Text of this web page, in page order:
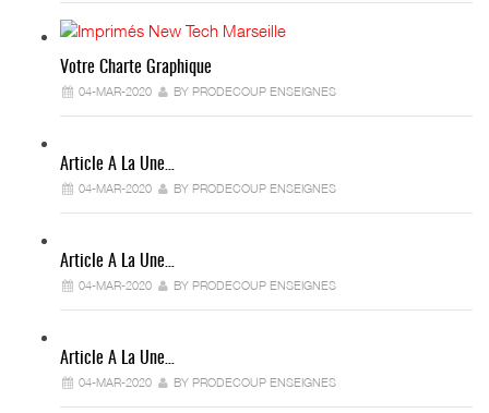
Votre Charte Graphique
04-MAR-2020 BY PRODECOUP ENSEIGNES
Article A La Une…
04-MAR-2020 BY PRODECOUP ENSEIGNES
Article A La Une…
04-MAR-2020 BY PRODECOUP ENSEIGNES
Article A La Une…
04-MAR-2020 BY PRODECOUP ENSEIGNES